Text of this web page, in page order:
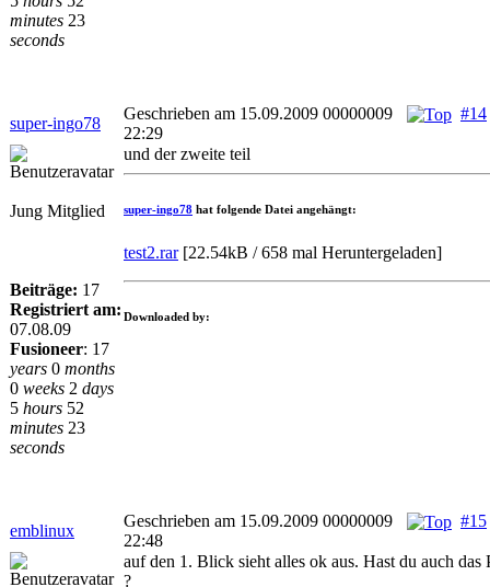
minutes 23
seconds
super-ingo78
#14
Geschrieben am 15.09.2009 00000009
22:29
Jung Mitglied
Beiträge: 17
Registriert am:
07.08.09
Fusioneer: 17
years 0 months
0 weeks 2 days
5 hours 52
minutes 23
seconds
und der zweite teil
super-ingo78 hat folgende Datei angehängt:
test2.rar[22.54kB / 658 mal Heruntergeladen]
Downloaded by:
emblinux
#15
Geschrieben am 15.09.2009 00000009
22:48
auf den 1. Blick sieht alles ok aus. Hast du auch
?